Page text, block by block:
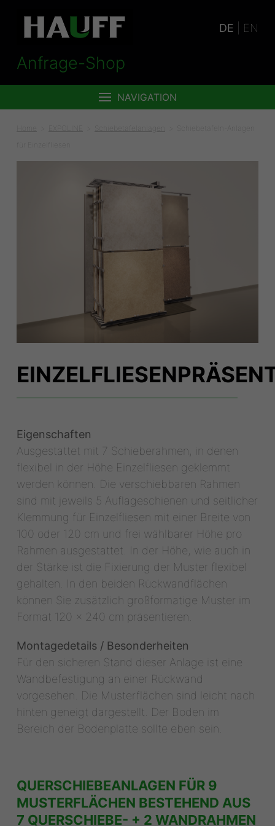
DE EN
Anfrage-Shop
NAVIGATION
EXPOLINE
Eigenschaften
Ausgestattet mit 7 Schieberahmen, in denen
flexibel in der Höhe Einzelfliesen geklemmt
werden können. Die verschiebbaren Rahmen
sind mit jeweils 5 Auflageschienen und seitlicher
Klemmung für Einzelfliesen mit einer Breite von
100 oder 120 cm und frei wählbarer Höhe pro
Rahmen ausgestattet. In der Höhe, wie auch in
der Stärke ist die Fixierung der Muster flexibel
gehalten. In den beiden Rückwandflächen
können Sie zusätzlich großformatige Muster im
Format 120 x 240 cm präsentieren.
Montagedetails / Besonderheiten
Für den sicheren Stand dieser Anlage ist eine
Wandbefestigung an einer Rückwand
vorgesehen. Die Musterflächen sind leicht nach
hinten geneigt dargestellt. Der Boden im
Bereich der Bodenplatte sollte eben sein.
QUERSCHIEBEANLAGEN FÜR 9
MUSTERFLÄCHEN BESTEHEND AUS
7 QUERSCHIEBE- + 2 WANDRAHMEN